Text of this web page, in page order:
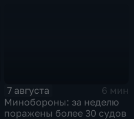
7 августа
6 мин
Минобороны: за неделю
поражены более 30 судов